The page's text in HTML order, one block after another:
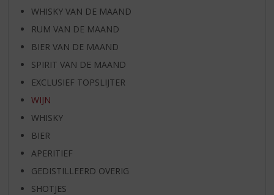
WHISKY VAN DE MAAND
RUM VAN DE MAAND
BIER VAN DE MAAND
SPIRIT VAN DE MAAND
EXCLUSIEF TOPSLIJTER
WIJN
WHISKY
BIER
APERITIEF
GEDISTILLEERD OVERIG
SHOTJES